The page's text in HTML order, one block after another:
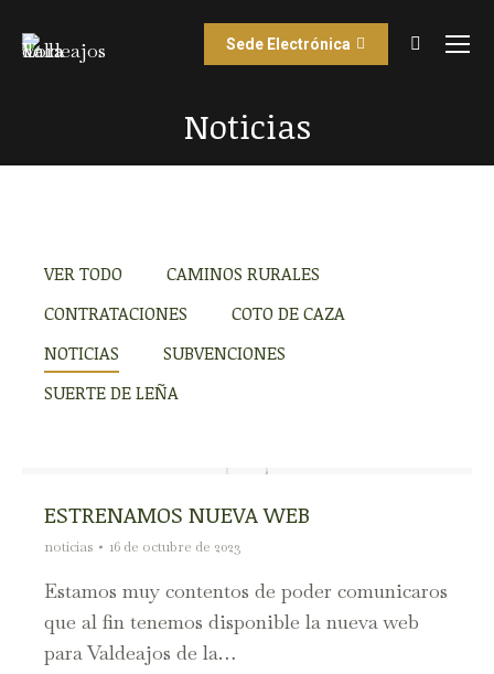
Sede Electrónica Buscar:
Noticias
Estás aquí:
VER TODO
CAMINOS RURALES
CONTRATACIONES
COTO DE CAZA
NOTICIAS
SUBVENCIONES
SUERTE DE LEÑA
ESTRENAMOS NUEVA WEB
noticias 16 de octubre de 2023
Estamos muy contentos de poder comunicaros
que al fin tenemos disponible la nueva web
para Valdeajos de la…